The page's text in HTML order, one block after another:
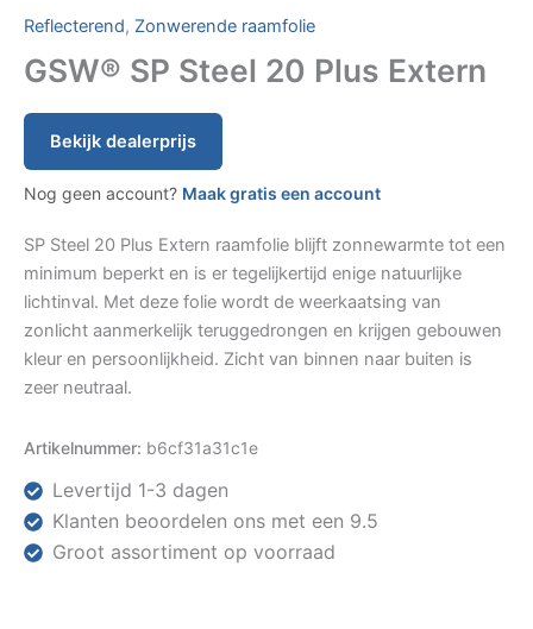
Reflecterend, Zonwerende raamfolie
GSW® SP Steel 20 Plus Extern
Bekijk dealerprijs
Nog geen account? Maak gratis een account
SP Steel 20 Plus Extern raamfolie blijft zonnewarmte tot een
minimum beperkt en is er tegelijkertijd enige natuurlijke
lichtinval. Met deze folie wordt de weerkaatsing van
zonlicht aanmerkelijk teruggedrongen en krijgen gebouwen
kleur en persoonlijkheid. Zicht van binnen naar buiten is
zeer neutraal.
Artikelnummer: b6cf31a31c1e
Levertijd 1-3 dagen
Klanten beoordelen ons met een 9.5
Groot assortiment op voorraad